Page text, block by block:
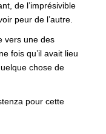
de l’imprésivible
peur de l’autre.
vers une des
fois qu’il avait lieu
chose de
pour cette